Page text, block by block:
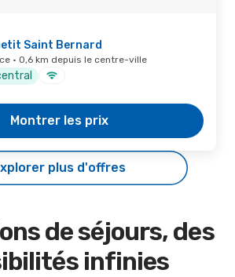
Saint Bernard
· 0,6 km depuis le centre-ville
Montrer les prix
plus d'offres
de séjours, des
infinies